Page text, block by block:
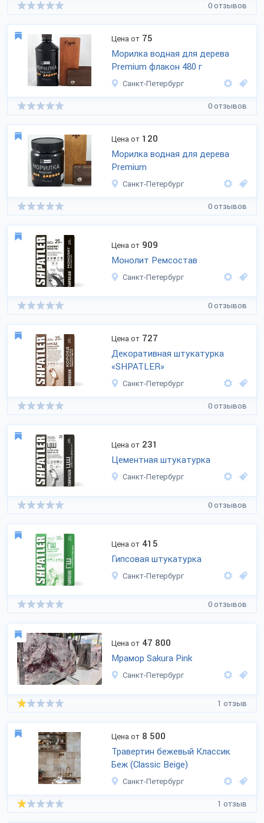
0 отзывов
Цена от 75
Морилка водная для дерева
Premium флакон 480 г
Санкт-Петербург
0 отзывов
Цена от 120
Морилка водная для дерева
Premium
Санкт-Петербург
0 отзывов
Цена от 909
Монолит Ремсостав
Санкт-Петербург
0 отзывов
Цена от 727
Декоративная штукатурка
«SHPATLER»
Санкт-Петербург
0 отзывов
Цена от 231
Цементная штукатурка
Санкт-Петербург
0 отзывов
Цена от 415
Гипсовая штукатурка
Санкт-Петербург
0 отзывов
Цена от 47 800
Мрамор Sakura Pink
Санкт-Петербург
1 отзыв
Цена от 8 500
Травертин бежевый Классик
Беж (Classic Beige)
Санкт-Петербург
1 отзыв